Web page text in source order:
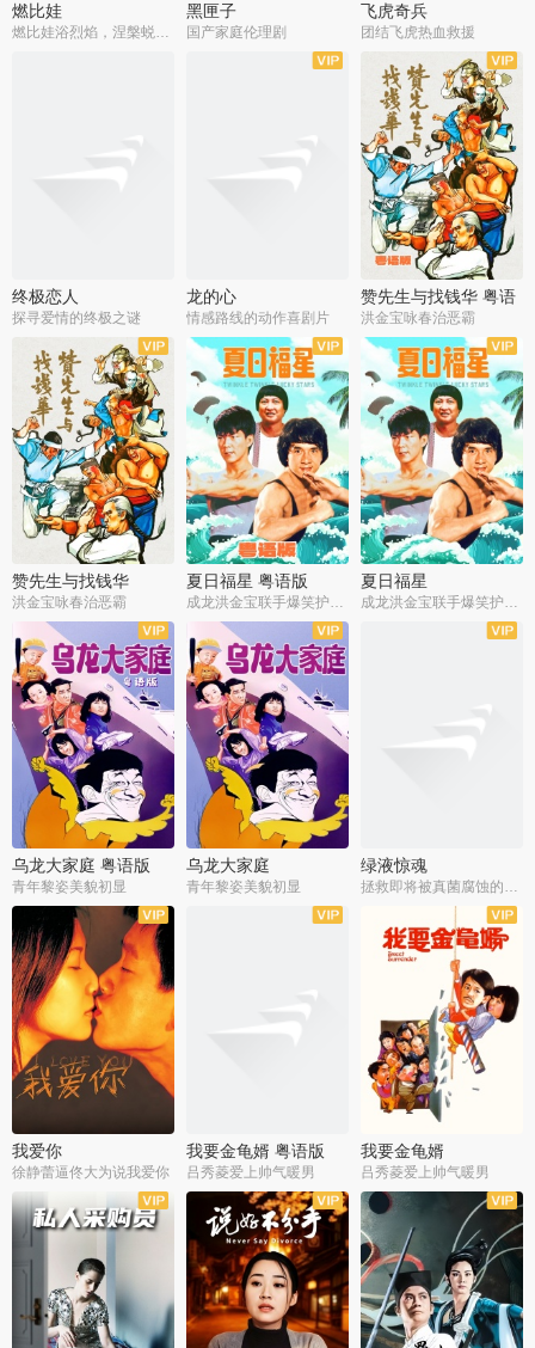
燃比娃
燃比娃浴烈焰，涅槃蜕变成人
黑匣子
国产家庭伦理剧
飞虎奇兵
团结飞虎热血救援
终极恋人
探寻爱情的终极之谜
龙的心
情感路线的动作喜剧片
赞先生与找钱华 粤语
版
洪金宝咏春治恶霸
赞先生与找钱华
洪金宝咏春治恶霸
夏日福星 粤语版
成龙洪金宝联手爆笑护美女
夏日福星
成龙洪金宝联手爆笑护美女
乌龙大家庭 粤语版
青年黎姿美貌初显
乌龙大家庭
青年黎姿美貌初显
绿液惊魂
拯救即将被真菌腐蚀的世界
我爱你
徐静蕾逼佟大为说我爱你
我要金龟婿 粤语版
吕秀菱爱上帅气暖男
我要金龟婿
吕秀菱爱上帅气暖男